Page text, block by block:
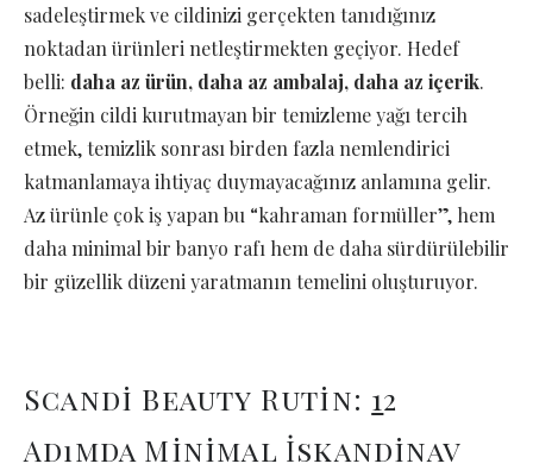
sadeleştirmek ve cildinizi gerçekten tanıdığınız
noktadan ürünleri netleştirmekten geçiyor. Hedef
belli: daha az ürün, daha az ambalaj, daha az içerik.
Örneğin cildi kurutmayan bir temizleme yağı tercih
etmek, temizlik sonrası birden fazla nemlendirici
katmanlamaya ihtiyaç duymayacağınız anlamına gelir.
Az ürünle çok iş yapan bu “kahraman formüller”, hem
daha minimal bir banyo rafı hem de daha sürdürülebilir
bir güzellik düzeni yaratmanın temelini oluşturuyor.
Scandi Beauty Rutin: 12
Adımda Minimal İskandinav